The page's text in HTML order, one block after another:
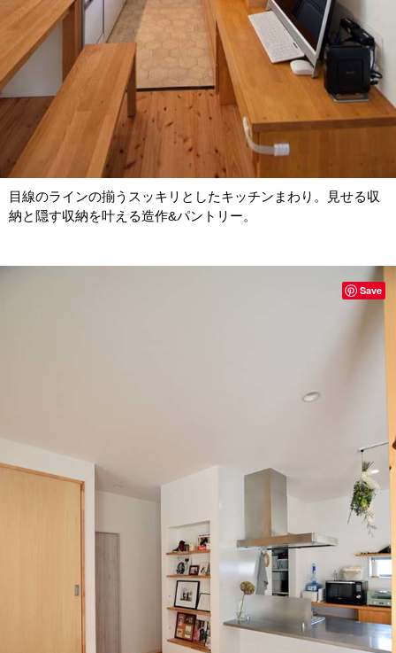
目線のラインの揃うスッキリとしたキッチンまわり。見せる収
納と隠す収納を叶える造作&パントリー。
Save